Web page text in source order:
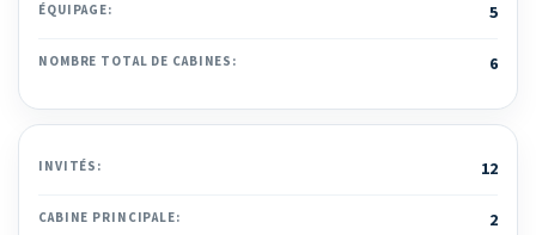
ÉQUIPAGE: 5
NOMBRE TOTAL DE CABINES: 6
INVITÉS: 12
CABINE PRINCIPALE: 2